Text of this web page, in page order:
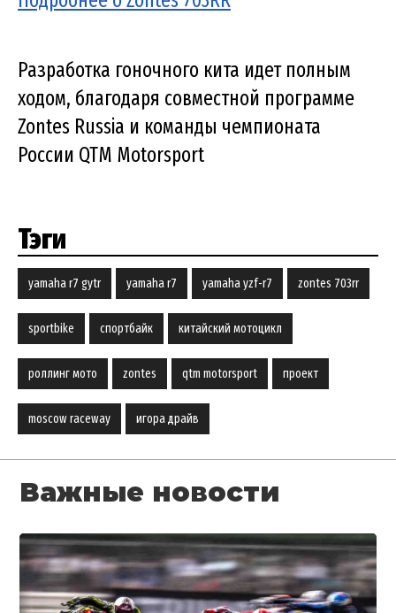
Разработка гоночного кита идет полным
ходом, благодаря совместной программе
Zontes Russia и команды чемпионата
России QTM Motorsport
Тэги
yamaha r7 gytr yamaha r7 yamaha yzf-r7 zontes 703rr
sportbike спортбайк китайский мотоцикл
роллинг мото zontes qtm motorsport проект
moscow raceway игора драйв
Важные новости